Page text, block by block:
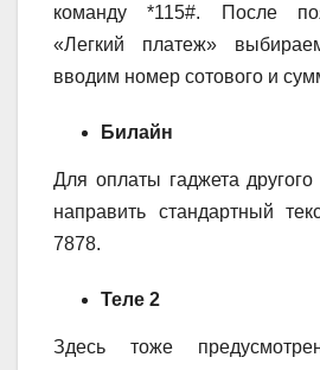
команду *115#. После
«Легкий платеж»
вводим номер сотового и
Билайн
Для оплаты гаджета
направить стандартный
7878.
Теле 2
Здесь тоже